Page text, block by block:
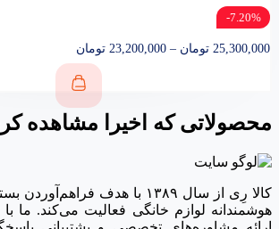
7.20%-
25,300,000 تومان –
23,200,000 تومان
محصولاتی که اخیرا مشاهده
کالا رِی از سال ۱۳۸۹ با هدف
هوشمندانه لوازم خانگی فعالیت می‌کند. ما